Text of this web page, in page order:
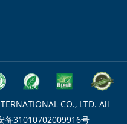
CO., LTD. All
备31010702009916号